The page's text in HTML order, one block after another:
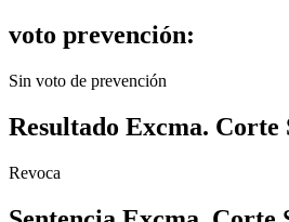
voto prevención:
Sin voto de prevención
Resultado Excma. Corte
Revoca